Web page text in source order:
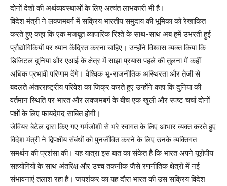
दोनों देशों की अर्थव्यवस्थाओं के लिए अत्यंत लाभकारी भी है।
विदेश मंत्री ने लक्जमबर्ग में सक्रिय भारतीय समुदाय की भूमिका को रेखांकित
करते हुए कहा कि एक मजबूत व्यापारिक रिश्ते के साथ-साथ अब हमें उभरती हुई
प्रौद्योगिकियों पर ध्यान केंद्रित करना चाहिए। उन्होंने विश्वास व्यक्त किया कि
डिजिटल दुनिया और एआई के क्षेत्र में साझा प्रयास पहले की तुलना में कहीं
अधिक प्रभावी परिणाम देंगे। वैश्विक भू-राजनीतिक अस्थिरता और तेजी से
बदलते अंतरराष्ट्रीय परिवेश का जिक्र करते हुए उन्होंने कहा कि दुनिया की
वर्तमान स्थिति पर भारत और लक्जमबर्ग के बीच एक खुली और स्पष्ट चर्चा दोनों
पक्षों के लिए फायदेमंद साबित होगी।
जेवियर बेटेल द्वारा किए गए गर्मजोशी से भरे स्वागत के लिए आभार व्यक्त करते हुए
विदेश मंत्री ने द्विपक्षीय संबंधों को पुनर्जीवित करने के लिए उनके व्यक्तिगत
समर्थन की प्रशंसा की। यह यात्रा इस बात का संकेत है कि भारत अपने यूरोपीय
सहयोगियों के साथ अंतरिक्ष और उच्च तकनीक जैसे रणनीतिक क्षेत्रों में नई
संभावनाएं तलाश रहा है। जयशंकर का यह दौरा भारत की उस सक्रिय विदेश